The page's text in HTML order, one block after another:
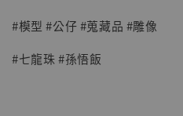
#模型 #公仔 #蒐藏品 #雕像
#七龍珠 #孫悟飯